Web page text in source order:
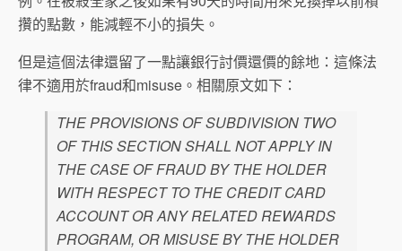
攢的點數，能減輕不小的損失。
但是這個法律還留了一點讓銀行討價還價的餘地：這條法
律不適用於fraud和misuse。相關原文如下：
THE PROVISIONS OF SUBDIVISION TWO
OF THIS SECTION SHALL NOT APPLY IN
THE CASE OF FRAUD BY THE HOLDER
WITH RESPECT TO THE CREDIT CARD
ACCOUNT OR ANY RELATED REWARDS
PROGRAM, OR MISUSE BY THE HOLDER